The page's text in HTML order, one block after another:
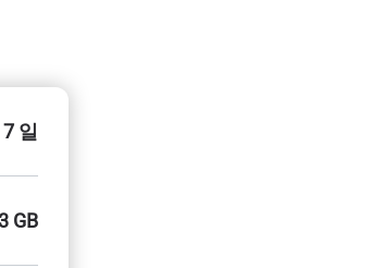
7 일
GB